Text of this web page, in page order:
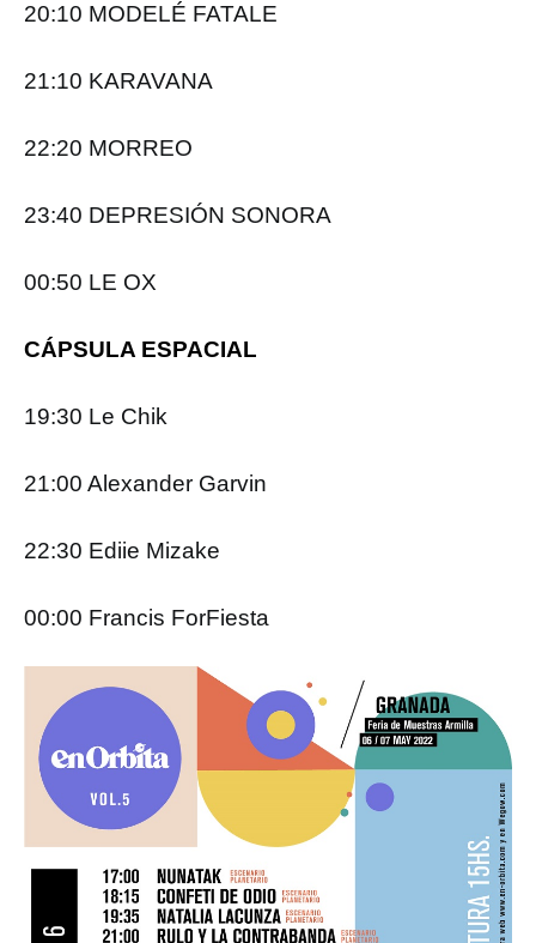
20:10 MODELÉ FATALE
21:10 KARAVANA
22:20 MORREO
23:40 DEPRESIÓN SONORA
00:50 LE OX
CÁPSULA ESPACIAL
19:30 Le Chik
21:00 Alexander Garvin
22:30 Ediie Mizake
00:00 Francis ForFiesta